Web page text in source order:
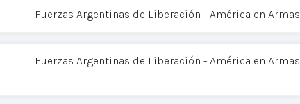
Fuerzas Argentinas de Liberación - América en Armas
Fuerzas Argentinas de Liberación - América en Armas